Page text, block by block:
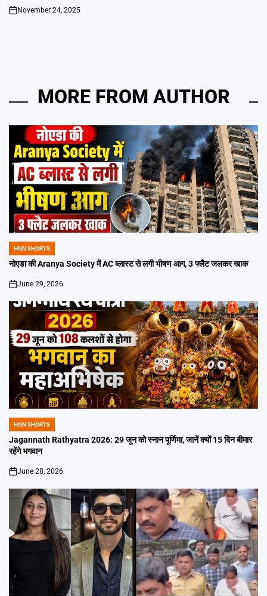
on
November 24, 2025
MORE FROM AUTHOR
POSTED
IN
HNN SHORTS
नोएडा की Aranya Society में AC ब्लास्ट से लगी भीषण आग, 3 फ्लैट जलकर खाक
on
June 29, 2026
POSTED
IN
HNN SHORTS
Jagannath Rathyatra 2026: 29 जून को स्नान पूर्णिमा, जानें क्यों 15 दिन बीमार
रहेंगे भगवान
on
June 28, 2026